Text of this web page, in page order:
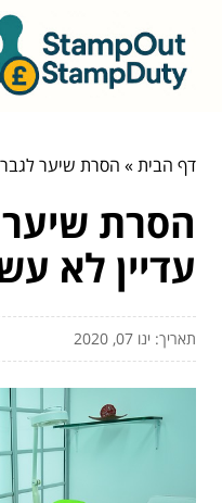
דף הבית» הסרת שיער
הסרת שיער
עדיין לא
תאריך: ינו 07, 2020